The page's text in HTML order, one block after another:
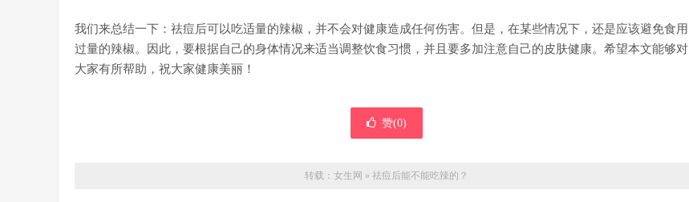
我们来总结一下：祛痘后可以吃适量的辣椒，并不会对健康造成任何伤害。但是，在某些情况下，还是应该避免食用
过量的辣椒。因此，要根据自己的身体情况来适当调整饮食习惯，并且要多加注意自己的皮肤健康。希望本文能够对
大家有所帮助，祝大家健康美丽！
赞(0)
转载： 女生网 » 祛痘后能不能吃辣的？